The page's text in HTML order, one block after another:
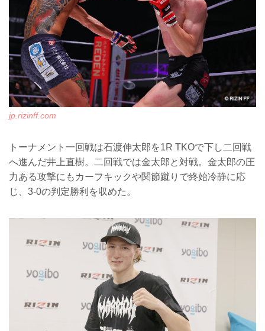
jp.rizinff.com
トーナメント一回戦は石渡伸太郎を1R TKOで下し二回戦
へ進んだ井上直樹。二回戦では金太郎と対戦。金太郎の圧
力ある攻撃にもカーフキックや関節蹴りで終始冷静に応
じ、3-0の判定勝利を収めた。